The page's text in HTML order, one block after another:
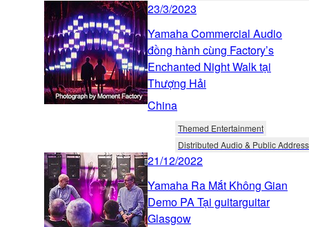
23/3/2023
Yamaha Commercial Audio
đồng hành cùng Factory’s
Enchanted Night Walk tại
Thượng Hải
China
Themed Entertainment
Distributed Audio & Public Address
21/12/2022
Yamaha Ra Mắt Không Gian
Demo PA Tại guitarguitar
Glasgow